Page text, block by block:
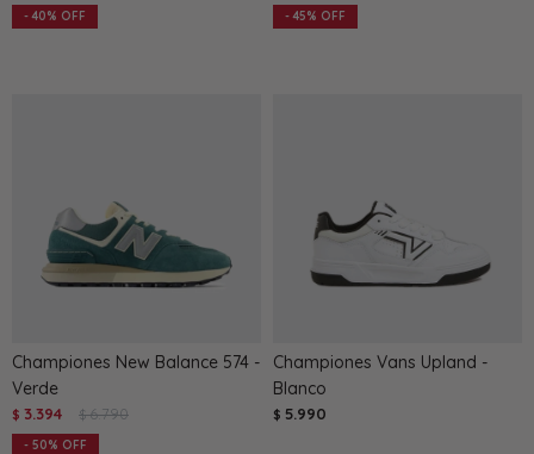
40 45
Championes New Balance 574 -
Verde
$ 3.394 $ 6.790
50
Championes Vans Upland -
Blanco
$ 5.990